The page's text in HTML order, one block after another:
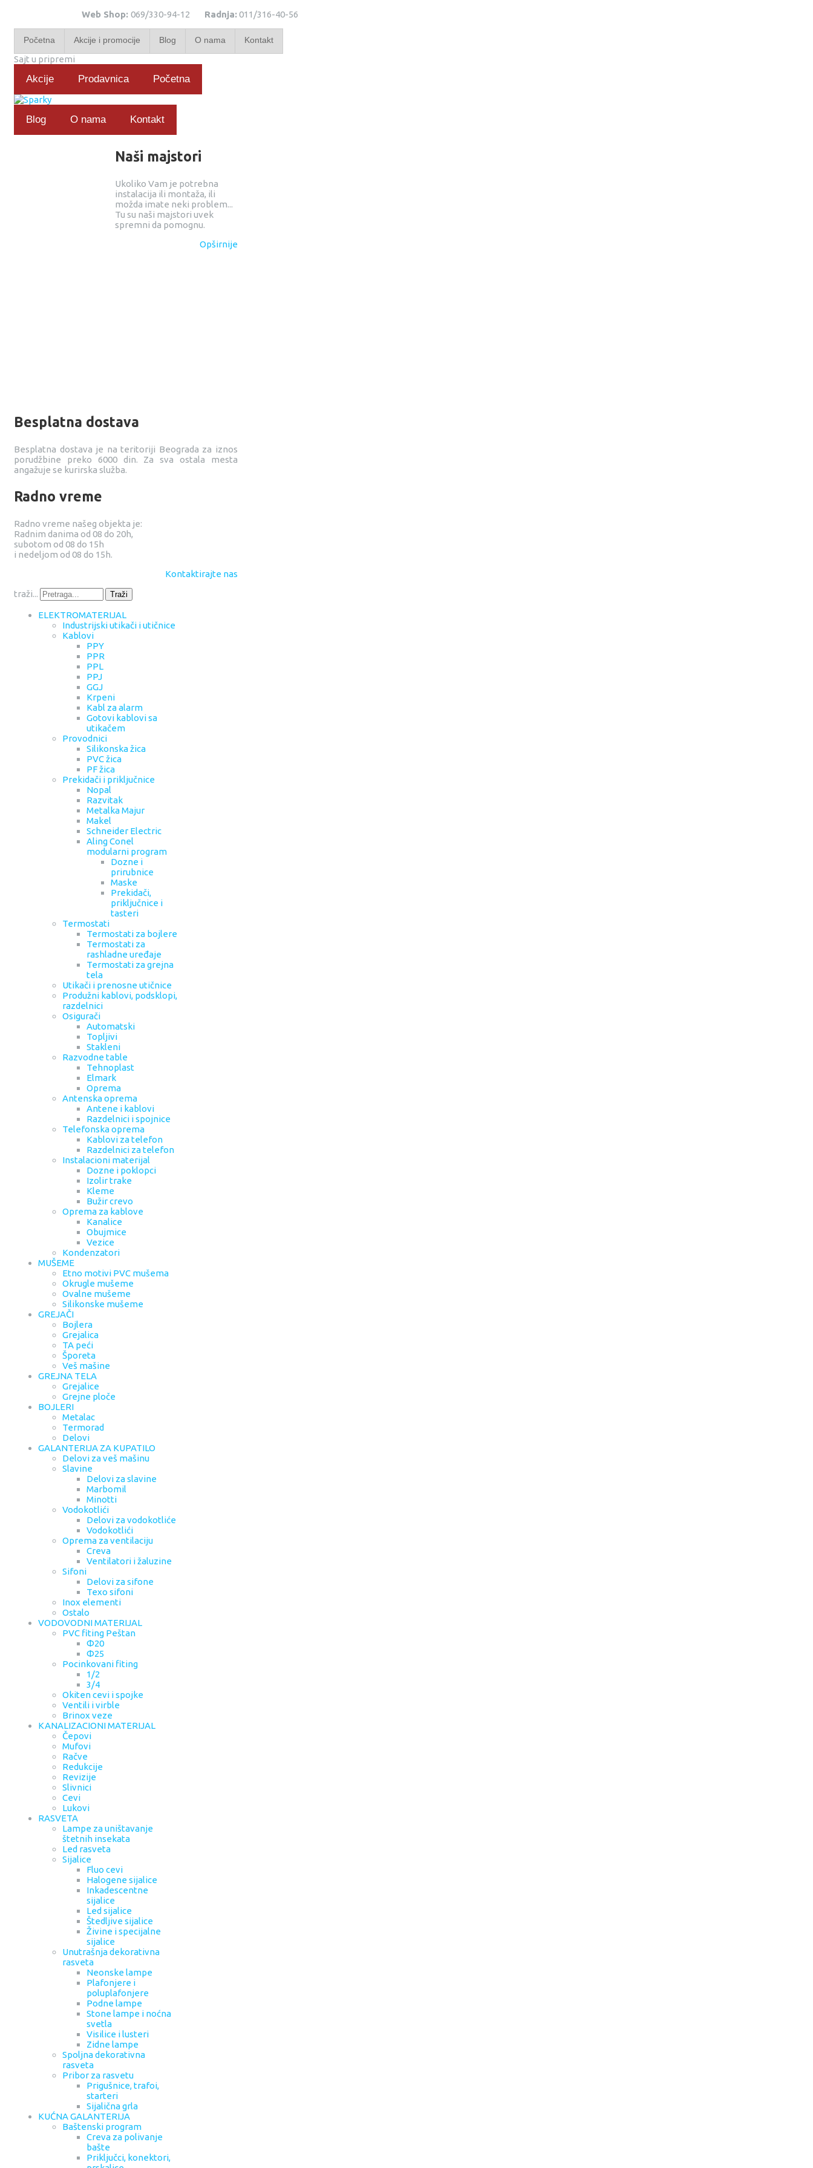
Web Shop: 069/330-94-12 Radnja:011/316-40-56
Početna Akcije i promocije Blog O nama Kontakt
Sajt u pripremi
Akcije Prodavnica Početna
Blog O nama Kontakt
Naši majstori
Ukoliko Vam je potrebna
instalacija ili montaža, ili
možda imate neki problem...
Tu su naši majstori uvek
spremni da pomognu.
Opširnije
Besplatna dostava
Besplatna dostava je na teritoriji Beograda za iznos
porudžbine preko 6000 din. Za sva ostala mesta
angažuje se kurirska služba.
Radno vreme
Radno vreme našeg objekta je:
Radnim danima od 08 do 20h,
subotom od 08 do 15h
i nedeljom od 08 do 15h.
Kontaktirajte nas
traži...
Traži
ELEKTROMATERIJAL
Industrijski utikači i utičnice
Kablovi
PPY
PPR
PPL
PPJ
GGJ
Krpeni
Kabl za alarm
Gotovi kablovi sa
utikačem
Provodnici
Silikonska žica
PVC žica
PF žica
Prekidači i priključnice
Nopal
Razvitak
Metalka Majur
Makel
Schneider Electric
Aling Conel
modularni program
Dozne i
prirubnice
Maske
Prekidači,
priključnice i
tasteri
Termostati
Termostati za bojlere
Termostati za
rashladne uređaje
Termostati za grejna
tela
Utikači i prenosne utičnice
Produžni kablovi, podsklopi,
razdelnici
Osigurači
Automatski
Topljivi
Stakleni
Razvodne table
Tehnoplast
Elmark
Oprema
Antenska oprema
Antene i kablovi
Razdelnici i spojnice
Telefonska oprema
Kablovi za telefon
Razdelnici za telefon
Instalacioni materijal
Dozne i poklopci
Izolir trake
Kleme
Bužir crevo
Oprema za kablove
Kanalice
Obujmice
Vezice
Kondenzatori
MUŠEME
Etno motivi PVC mušema
Okrugle mušeme
Ovalne mušeme
Silikonske mušeme
GREJAČI
Bojlera
Grejalica
TA peći
Šporeta
Veš mašine
GREJNA TELA
Grejalice
Grejne ploče
BOJLERI
Metalac
Termorad
Delovi
GALANTERIJA ZA KUPATILO
Delovi za veš mašinu
Slavine
Delovi za slavine
Marbomil
Minotti
Vodokotlići
Delovi za vodokotliće
Vodokotlići
Oprema za ventilaciju
Creva
Ventilatori i žaluzine
Sifoni
Delovi za sifone
Texo sifoni
Inox elementi
Ostalo
VODOVODNI MATERIJAL
PVC fiting Peštan
Φ20
Φ25
Pocinkovani fiting
1/2
3/4
Okiten cevi i spojke
Ventili i virble
Brinox veze
KANALIZACIONI MATERIJAL
Čepovi
Mufovi
Račve
Redukcije
Revizije
Slivnici
Cevi
Lukovi
RASVETA
Lampe za uništavanje
štetnih insekata
Led rasveta
Sijalice
Fluo cevi
Halogene sijalice
Inkadescentne
sijalice
Led sijalice
Štedljive sijalice
Živine i specijalne
sijalice
Unutrašnja dekorativna
rasveta
Neonske lampe
Plafonjere i
poluplafonjere
Podne lampe
Stone lampe i noćna
svetla
Visilice i lusteri
Zidne lampe
Spoljna dekorativna
rasveta
Pribor za rasvetu
Prigušnice, trafoi,
starteri
Sijalična grla
KUĆNA GALANTERIJA
Baštenski program
Creva za polivanje
bašte
Priključci, konektori,